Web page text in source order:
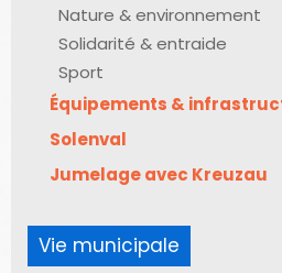
Nature & environnement
Solidarité & entraide
Sport
Équipements &
Solenval
Jumelage avec Kreuzau
Vie municipale